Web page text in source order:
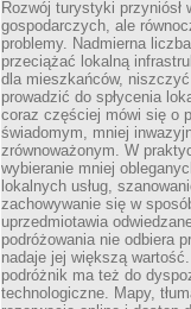
Rozwój turystyki przyniósł
gospodarczych, ale
problemy. Nadmierna
przeciążać lokalną
dla mieszkańców,
prowadzić do spłycenia
coraz częściej mówi się o
świadomym, mniej
zrównoważonym. W
wybieranie mniej
lokalnych usług,
zachowywanie się w
uprzedmiotawia
podróżowania nie odbiera
nadaje jej większą
podróżnik ma też do
technologiczne. Mapy,